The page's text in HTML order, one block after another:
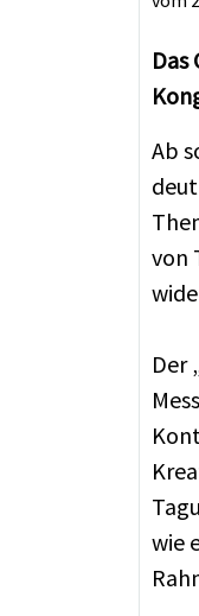
Ab
von
Der
wie